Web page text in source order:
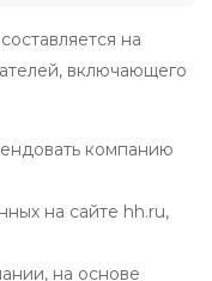
на
включающего
компанию
на сайте hh.ru,
на основе